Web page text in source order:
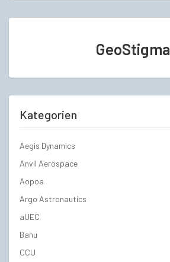
GeoStigma
Kategorien
Aegis Dynamics
Anvil Aerospace
Aopoa
Argo Astronautics
aUEC
Banu
CCU